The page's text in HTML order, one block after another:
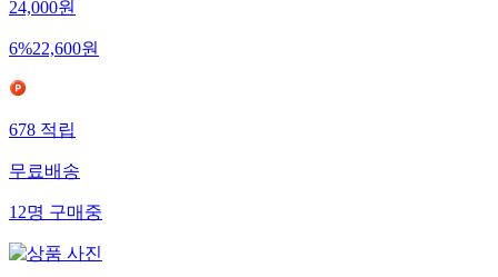
24,000원
6%22,600원
678적립
무료배송
12명구매중